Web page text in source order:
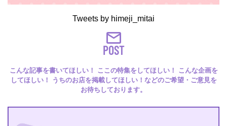
Tweets by himeji_mitai
POST
こんな記事を書いてほしい！ ここの特集をしてほしい！ こんな企画を
してほしい！ うちのお店を掲載してほしい！などのご希望・ご意見を
お待ちしております。